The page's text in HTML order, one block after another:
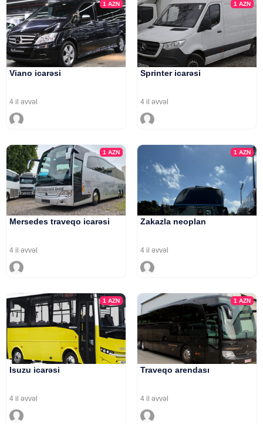
1AZN
Viano icarəsi
4 il əvvəl
1 AZN
Sprinter icarəsi
4 il əvvəl
1AZN
Mersedes traveqo icarəsi
4 il əvvəl
1 AZN
Zakazla neoplan
4 il əvvəl
1AZN
Isuzu icarəsi
4 il əvvəl
1 AZN
Traveqo arendası
4 il əvvəl